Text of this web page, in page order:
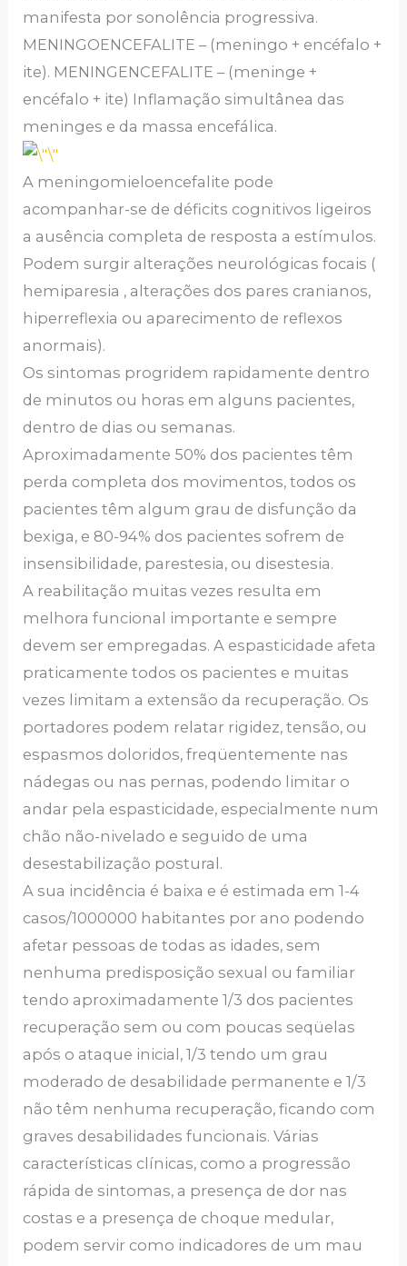
manifesta por sonolência progressiva.
MENINGOENCEFALITE – (meningo + encéfalo +
ite). MENINGENCEFALITE – (meninge +
encéfalo + ite) Inflamação simultânea das
meninges e da massa encefálica.
A meningomieloencefalite pode
acompanhar-se de déficits cognitivos ligeiros
a ausência completa de resposta a estímulos.
Podem surgir alterações neurológicas focais (
hemiparesia , alterações dos pares cranianos,
hiperreflexia ou aparecimento de reflexos
anormais).
Os sintomas progridem rapidamente dentro
de minutos ou horas em alguns pacientes,
dentro de dias ou semanas.
Aproximadamente 50% dos pacientes têm
perda completa dos movimentos, todos os
pacientes têm algum grau de disfunção da
bexiga, e 80-94% dos pacientes sofrem de
insensibilidade, parestesia, ou disestesia.
A reabilitação muitas vezes resulta em
melhora funcional importante e sempre
devem ser empregadas. A espasticidade afeta
praticamente todos os pacientes e muitas
vezes limitam a extensão da recuperação. Os
portadores podem relatar rigidez, tensão, ou
espasmos doloridos, freqüentemente nas
nádegas ou nas pernas, podendo limitar o
andar pela espasticidade, especialmente num
chão não-nivelado e seguido de uma
desestabilização postural.
A sua incidência é baixa e é estimada em 1-4
casos/1000000 habitantes por ano podendo
afetar pessoas de todas as idades, sem
nenhuma predisposição sexual ou familiar
tendo aproximadamente 1/3 dos pacientes
recuperação sem ou com poucas seqüelas
após o ataque inicial, 1/3 tendo um grau
moderado de desabilidade permanente e 1/3
não têm nenhuma recuperação, ficando com
graves desabilidades funcionais. Várias
características clínicas, como a progressão
rápida de sintomas, a presença de dor nas
costas e a presença de choque medular,
podem servir como indicadores de um mau